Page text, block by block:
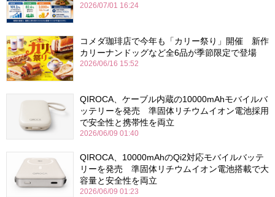
2026/07/01 16:24
コメダ珈琲店で今年も「カリー祭り」開催 新作
カリーナンドッグなど全6品が季節限定で登場
2026/06/16 15:52
QIROCA、ケーブル内蔵の10000mAhモバイルバ
ッテリーを発売 準固体リチウムイオン電池採用
で安全性と携帯性を両立
2026/06/09 01:40
QIROCA、10000mAhのQi2対応モバイルバッテ
リーを発売 準固体リチウムイオン電池搭載で大
容量と安全性を両立
2026/06/09 01:23